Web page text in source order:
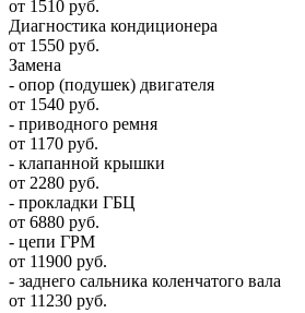
от 1510 руб.
Диагностика кондиционера
от 1550 руб.
Замена
- опор (подушек) двигателя
от 1540 руб.
- приводного ремня
от 1170 руб.
- клапанной крышки
от 2280 руб.
- прокладки ГБЦ
от 6880 руб.
- цепи ГРМ
от 11900 руб.
- заднего сальника коленчатого вала
от 11230 руб.